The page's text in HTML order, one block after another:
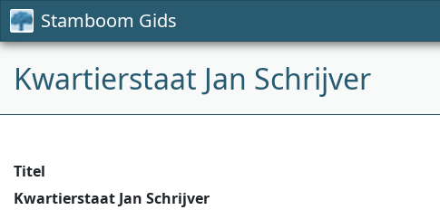
Stamboom Gids
Kwartierstaat Jan Schrijver
Titel
Kwartierstaat Jan Schrijver